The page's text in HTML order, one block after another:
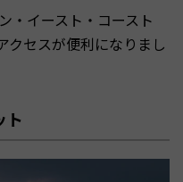
・イースト・コースト
クセスが便利になりまし
ト